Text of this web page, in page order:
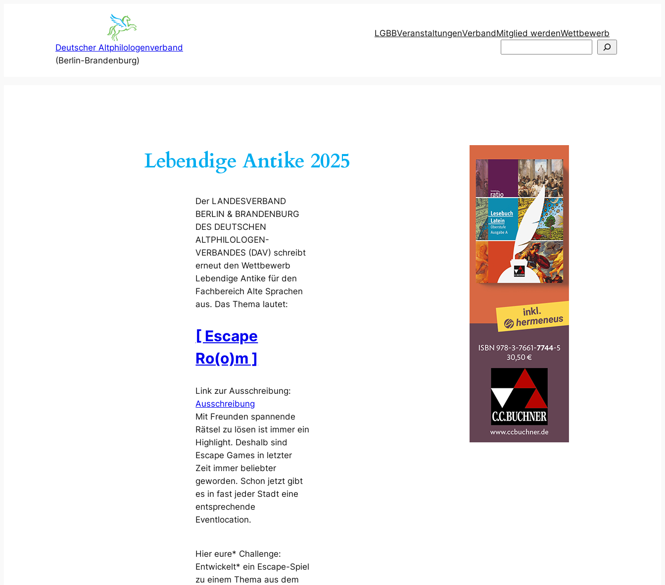
Deutscher Altphilologenverband
(Berlin-Brandenburg)
LGBBVeranstaltungenVerbandMitglied werdenWettbewerb
Lebendige Antike 2025
Der LANDESVERBAND
BERLIN & BRANDENBURG
DES DEUTSCHEN
ALTPHILOLOGEN-
VERBANDES (DAV) schreibt
erneut den Wettbewerb
Lebendige Antike für den
Fachbereich Alte Sprachen
aus. Das Thema lautet:
[ Escape
Ro(o)m ]
Link zur Ausschreibung:
Ausschreibung
Mit Freunden spannende
Rätsel zu lösen ist immer ein
Highlight. Deshalb sind
Escape Games in letzter
Zeit immer beliebter
geworden. Schon jetzt gibt
es in fast jeder Stadt eine
entsprechende
Eventlocation.
Hier eure* Challenge:
Entwickelt* ein Escape-Spiel
zu einem Thema aus dem